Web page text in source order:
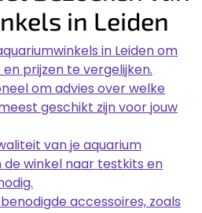
in Leiden
in Leiden om
prijzen te vergelijken.
om advies over welke
geschikt zijn voor jouw
van je aquarium
winkel naar testkits en
accessoires, zoals